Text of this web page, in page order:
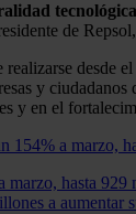
tecnológica
de
desde el
y
y en el
marzo, hasta
a aumentar